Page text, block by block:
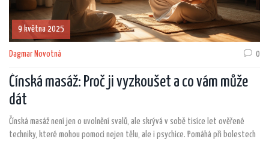
9 května 2025
Dagmar Novotná 0
Čínská masáž: Proč ji vyzkoušet a co vám může
dát
Čínská masáž není jen o uvolnění svalů, ale skrývá v sobě tisíce let ověřené
techniky, které mohou pomoci nejen tělu, ale i psychice. Pomáhá při bolestech